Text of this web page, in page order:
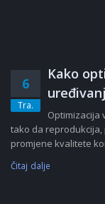
6
Tra.
Kako
Optimizacija
tako da
promjene kvalitete
Čitaj dalje